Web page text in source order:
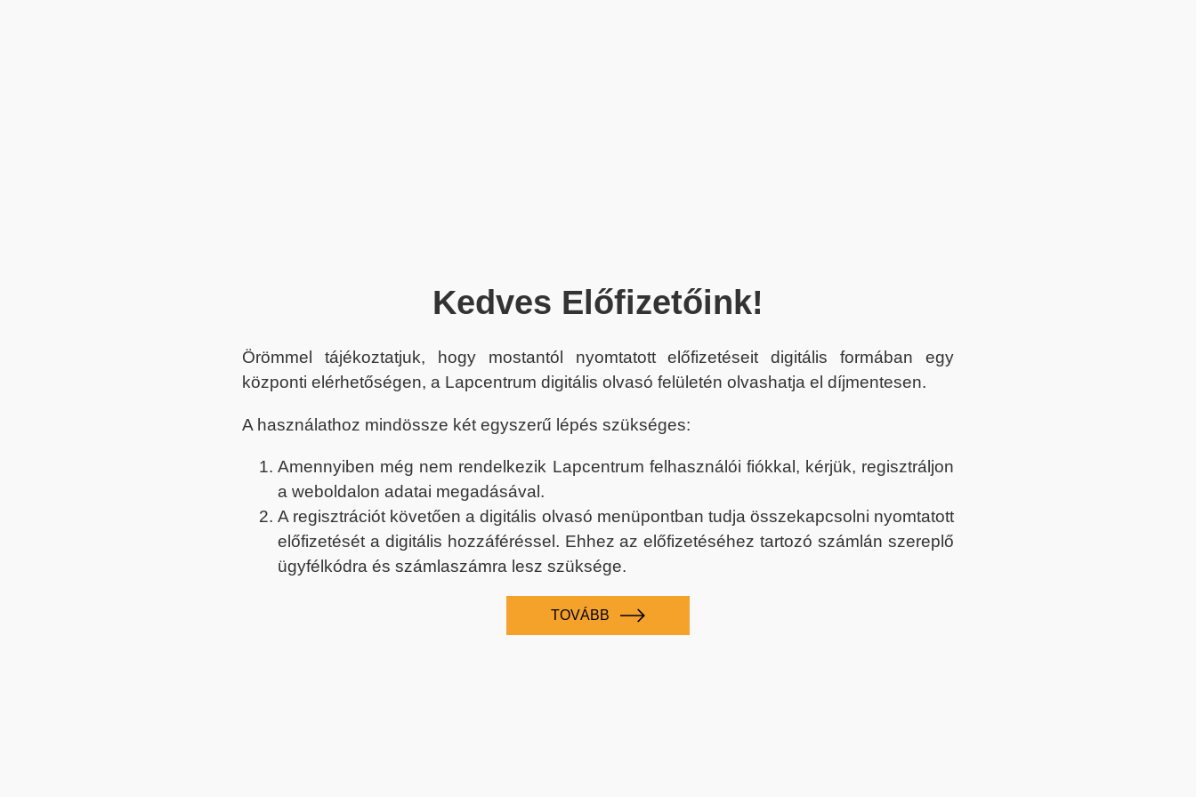
Kedves Előfizetőink!
Örömmel tájékoztatjuk, hogy mostantól nyomtatott előfizetéseit digitális formában egy
központi elérhetőségen, a Lapcentrum digitális olvasó felületén olvashatja el díjmentesen.
A használathoz mindössze két egyszerű lépés szükséges:
Amennyiben még nem rendelkezik Lapcentrum felhasználói fiókkal, kérjük, regisztráljon
a weboldalon adatai megadásával.
A regisztrációt követően a digitális olvasó menüpontban tudja összekapcsolni nyomtatott
előfizetését a digitális hozzáféréssel. Ehhez az előfizetéséhez tartozó számlán szereplő
ügyfélkódra és számlaszámra lesz szüksége.
TOVÁBB